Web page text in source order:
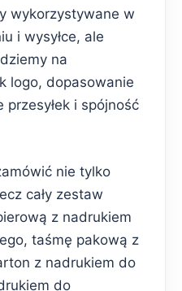
wykorzystywane w
i wysyłce, ale
na
logo, dopasowanie
i spójność
nie tylko
cały zestaw
z nadrukiem
taśmę pakową z
z nadrukiem do
do